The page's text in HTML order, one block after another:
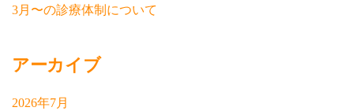
3月〜の診療体制について
アーカイブ
2026年7月